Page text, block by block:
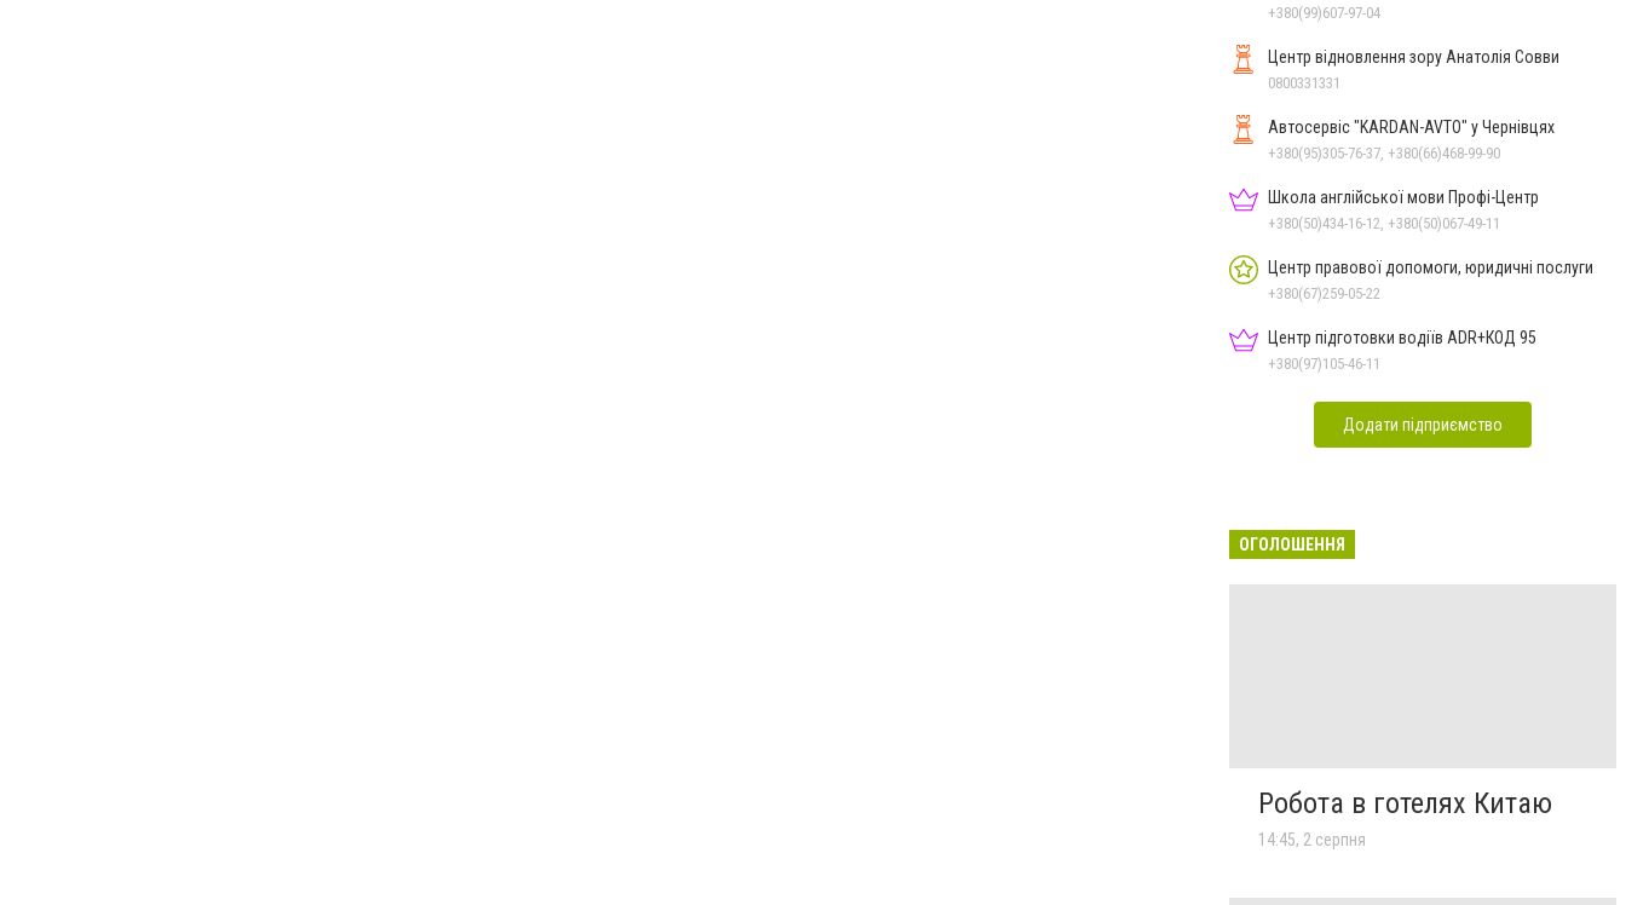
+380(99)607-97-04
Центр відновлення зору Анатолія Совви
0800331331
Автосервіс "KARDAN-AVTO" у Чернівцях
+380(95)305-76-37, +380(66)468-99-90
Школа англійської мови Профі-Центр
+380(50)434-16-12, +380(50)067-49-11
Центр правової допомоги, юридичні послуги
+380(67)259-05-22
Центр підготовки водіїв ADR+КОД 95
+380(97)105-46-11
Додати підприємство
ОГОЛОШЕННЯ
Робота в готелях Китаю
14:45, 2 серпня